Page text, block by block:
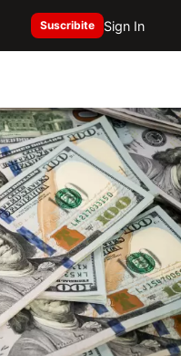
Suscribite Sign In